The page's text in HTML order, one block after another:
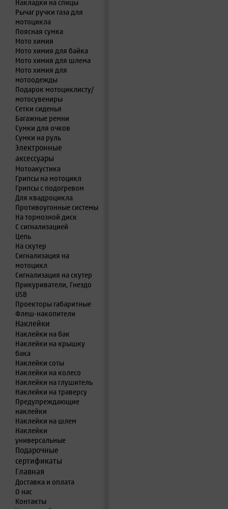
Накладки на спицы
Рычаг ручки газа для
мотоцикла
Поясная сумка
Мото химия
Мото химия для байка
Мото химия для шлема
Мото химия для
мотоодежды
Подарок мотоциклисту/
мотосувениры
Сетки сиденья
Багажные ремни
Сумки для очков
Сумки на руль
Электронные
аксессуары
Мотоакустика
Грипсы на мотоцикл
Грипсы с подогревом
Для квадроцикла
Противоугонные системы
На тормозной диск
С сигнализацией
Цепь
На скутер
Сигнализация на
мотоцикл
Сигнализация на скутер
Прикуриватели, Гнездо
USB
Проекторы габаритные
Флеш-накопители
Наклейки
Наклейки на бак
Наклейки на крышку
бака
Наклейки соты
Наклейки на колесо
Наклейки на глушитель
Наклейки на траверсу
Предупреждающие
наклейки
Наклейки на шлем
Наклейки
универсальные
Подарочные
сертификаты
Главная
Доставка и оплата
О нас
Контакты